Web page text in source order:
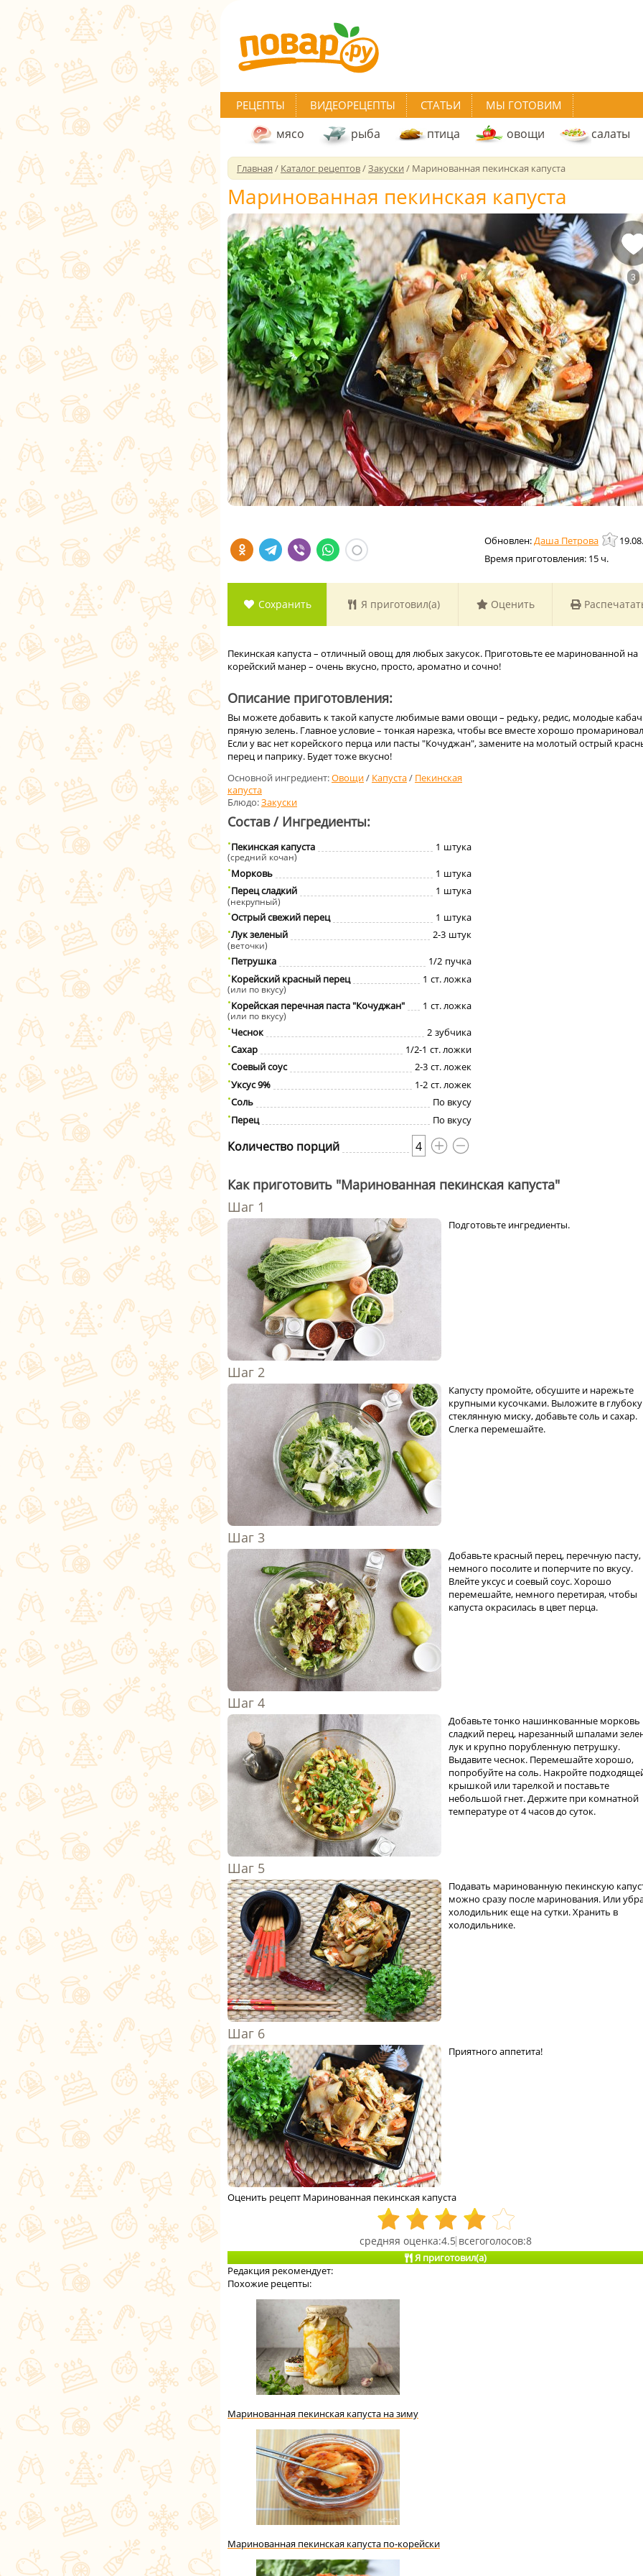
РЕЦЕПТЫ ВИДЕОРЕЦЕПТЫ СТАТЬИ МЫ ГОТОВИМ
мясо рыба птица овощи салаты
Главная / Каталог рецептов/Закуски / Маринованная пекинская капуста
Маринованная пекинская капуста
3
Даша Петрова
Время приготовления: 15 ч.
Сохранить Я приготовил(а) Оценить
Пекинская капуста – отличный овощ для любых закусок. Приготовьте ее маринованной на
корейский манер – очень вкусно, просто, ароматно и сочно!
Описание приготовления:
Вы можете добавить к такой капусте любимые вами овощи – редьку, редис, молодые
пряную зелень. Главное условие – тонкая нарезка, чтобы все вместе хорошо
Если у вас нет корейского перца или пасты "Кочуджан", замените на молотый острый
перец и паприку. Будет тоже вкусно!
Основной ингредиент:Овощи/ Капуста/ Пекинская
капуста
Блюдо:Закуски
Состав / Ингредиенты:
Пекинская капуста 1 штука
(средний кочан)
Морковь 1 штука
Перец сладкий
1 штука
(некрупный)
Острый свежий перец 1 штука
Лук зеленый
2-3 штук
(веточки)
Петрушка 1/2 пучка
Корейский красный перец
1 ст. ложка
(или по вкусу)
Корейская перечная паста "Кочуджан" 1 ст. ложка
(или по вкусу)
Чеснок 2 зубчика
Сахар
1/2-1 ст. ложки
Соевый соус
2-3 ст. ложек
Уксус 9%
1-2 ст. ложек
Соль
По вкусу
Перец
По вкусу
Количество порций 4
Как приготовить "Маринованная пекинская капуста"
Подготовьте ингредиенты.
Капусту промойте, обсушите и нарежьте
крупными кусочками. Выложите в
стеклянную миску, добавьте соль и сахар.
Слегка перемешайте.
Добавьте красный перец, перечную пасту,
немного посолите и поперчите по вкусу.
Влейте уксус и соевый соус. Хорошо
перемешайте, немного перетирая, чтобы
капуста окрасилась в цвет перца.
Добавьте тонко нашинкованные морковь
сладкий перец, нарезанный шпалами
лук и крупно порубленную петрушку.
Выдавите чеснок. Перемешайте хорошо,
попробуйте на соль. Накройте
крышкой или тарелкой и поставьте
небольшой гнет. Держите при комнатной
температуре от 4 часов до суток.
Подавать маринованную пекинскую
можно сразу после маринования. Или
холодильник еще на сутки. Хранить в
холодильнике.
Приятного аппетита!
Оценить рецепт Маринованная пекинская капуста
4.5 8
Я приготовил(а)
Редакция рекомендует:
Похожие рецепты:
Маринованная пекинская капуста на зиму
Маринованная пекинская капуста по-корейски